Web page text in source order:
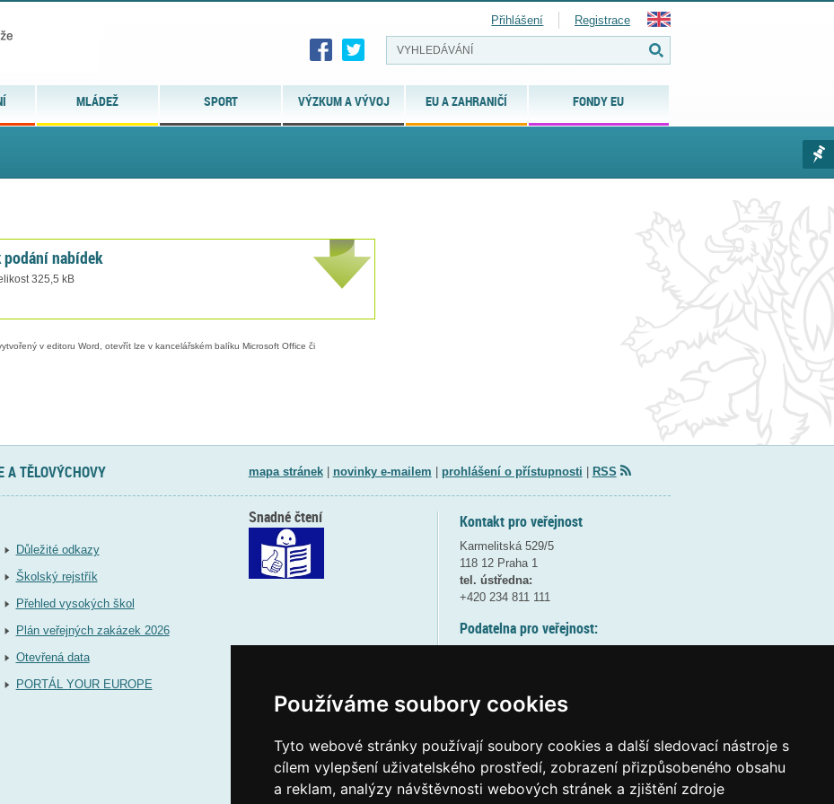
Používáme soubory cookies
Tyto webové stránky používají soubory cookies a další sledovací nástroje s
cílem vylepšení uživatelského prostředí, zobrazení přizpůsobeného obsahu
a reklam, analýzy návštěvnosti webových stránek a zjištění zdroje
MLÁDEŽ SPORT VÝZKUM A VÝVOJ EU A ZAHRANIČÍ FONDY EU
Přihlášení Registrace
nabídek
325,5 kB
v editoru Word, otevřít lze v kancelářském balíku Microsoft Office či
A TĚLOVÝCHOVY mapa stránek| novinky e-mailem prohlášení o přístupnosti RSS
Důležité odkazy
Školský rejstřík
Přehled vysokých škol
Plán veřejných zakázek 2026
Otevřená data
PORTÁL YOUR EUROPE
Kontakt pro veřejnost
Karmelitská 529/5
118 12 Praha 1
tel. ústředna:
+420 234 811 111
Podatelna pro veřejnost:
(více informací
Elektronická podatelna:
posta@msmtgov cz
Snadné čtení